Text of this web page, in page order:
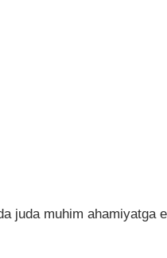
juda muhim